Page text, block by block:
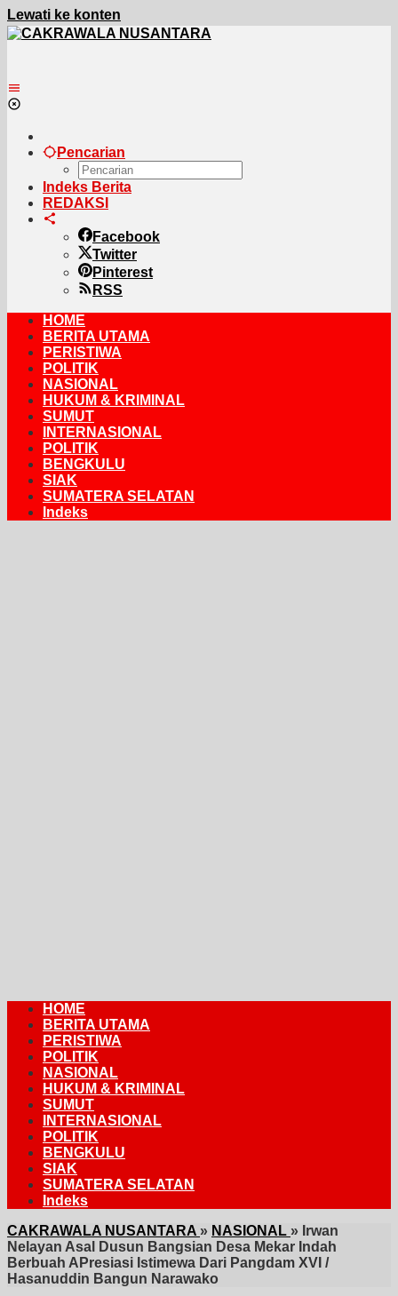
Lewati ke konten
Pencarian
Indeks Berita
REDAKSI
Facebook
Twitter
Pinterest
RSS
HOME
BERITA UTAMA
PERISTIWA
POLITIK
NASIONAL
HUKUM & KRIMINAL
SUMUT
INTERNASIONAL
POLITIK
BENGKULU
SIAK
SUMATERA SELATAN
Indeks
HOME
BERITA UTAMA
PERISTIWA
POLITIK
NASIONAL
HUKUM & KRIMINAL
SUMUT
INTERNASIONAL
POLITIK
BENGKULU
SIAK
SUMATERA SELATAN
Indeks
CAKRAWALA NUSANTARA » NASIONAL » Irwan
Nelayan Asal Dusun Bangsian Desa Mekar Indah
Berbuah APresiasi Istimewa Dari Pangdam XVI /
Hasanuddin Bangun Narawako